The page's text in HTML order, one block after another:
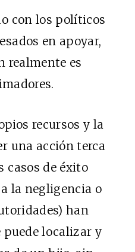
con los políticos
en apoyar,
realmente es
recursos y la
una acción terca
casos de éxito
la negligencia o
han
puede localizar y